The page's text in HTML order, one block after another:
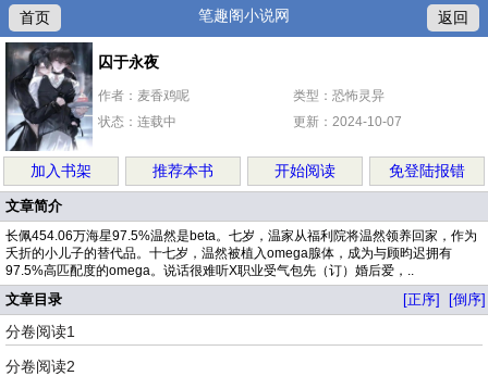
首页 笔趣阁小说网 返回
囚于永夜
作者：麦香鸡呢
类型：恐怖灵异
状态：连载中
更新：2024-10-07
加入书架 推荐本书 开始阅读 免登陆报错
文章简介
长佩454.06万海星97.5%温然是beta。七岁，温家从福利院将温然领养回家，作为
夭折的小儿子的替代品。十七岁，温然被植入omega腺体，成为与顾昀迟拥有
97.5%高匹配度的omega。说话很难听X职业受气包先（订）婚后爱，..
文章目录 [正序] [倒序]
分卷阅读1
分卷阅读2